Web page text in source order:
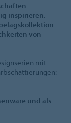
inspirieren.
von
mit
und als